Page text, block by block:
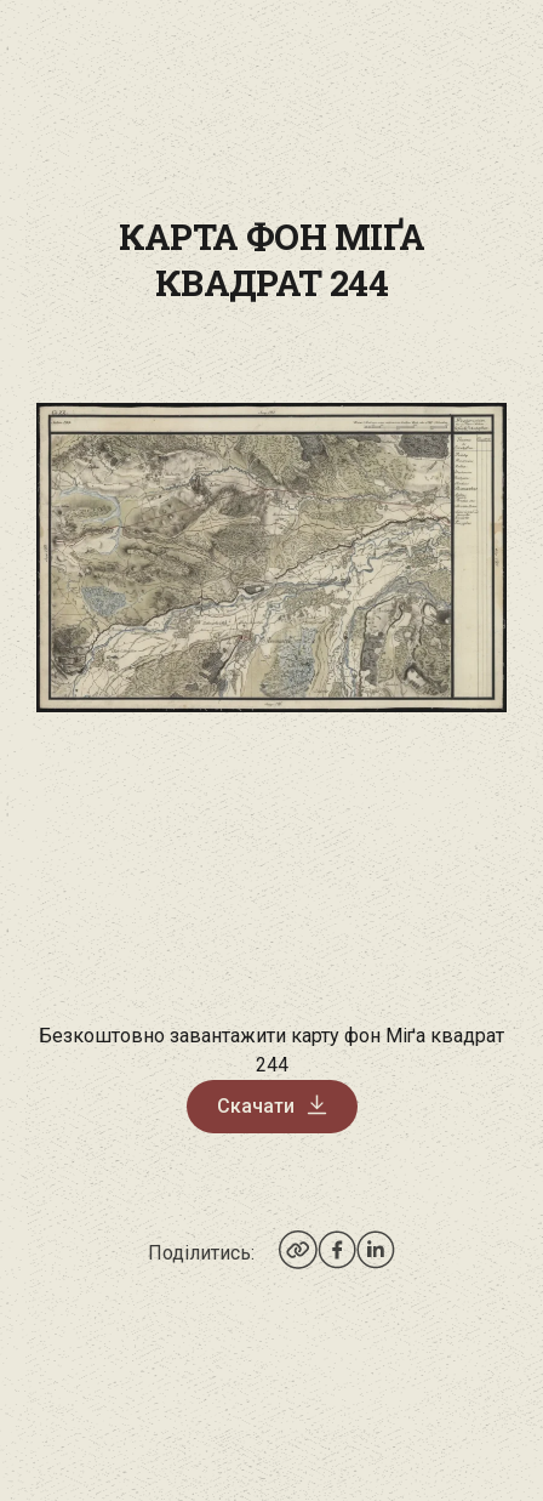
КАРТА ФОН МІҐА
КВАДРАТ 244
Безкоштовно завантажити карту фон Міґа квадрат
244
Скачати
Поділитись: